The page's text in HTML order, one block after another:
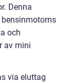
Denna
och
av mini
via eluttag